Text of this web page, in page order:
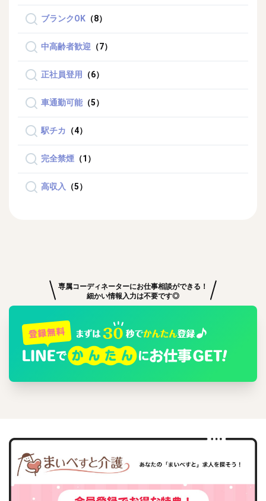
ブランクOK （8）
中高齢者歓迎 （7）
正社員登用 （6）
車通勤可能 （5）
駅チカ （4）
完全禁煙 （1）
高収入 （5）
専属コーディネーターにお仕事相談ができる！
細かい情報入力は不要です◎